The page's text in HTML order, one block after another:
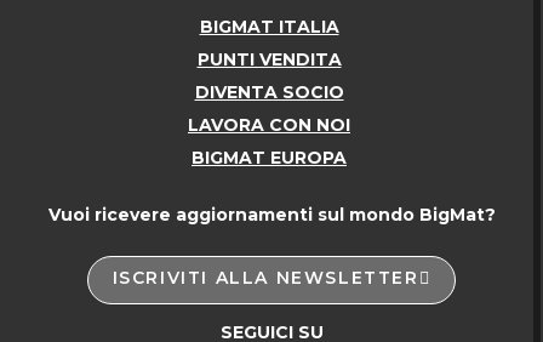
BIGMAT ITALIA
PUNTI VENDITA
DIVENTA SOCIO
LAVORA CON NOI
BIGMAT EUROPA
Vuoi ricevere aggiornamenti sul mondo BigMat?
ISCRIVITI ALLA NEWSLETTER
SEGUICI SU